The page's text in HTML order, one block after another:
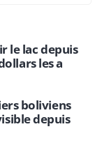
le lac depuis
les a
boliviens
depuis